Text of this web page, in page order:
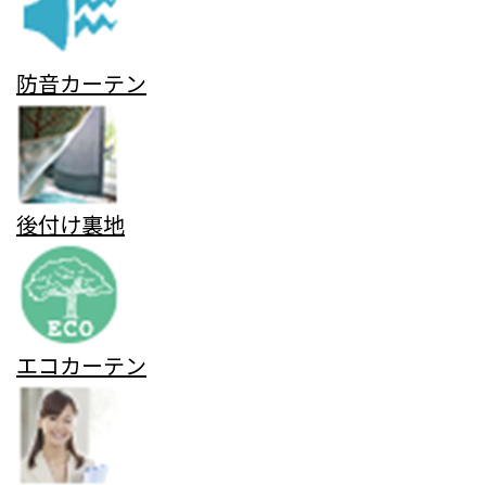
防音カーテン
後付け裏地
エコカーテン